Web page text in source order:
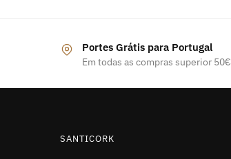
Portes Grátis para Portugal
Em todas as compras superior 50€
SANTICORK